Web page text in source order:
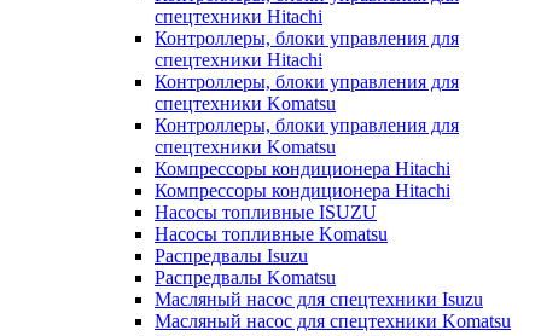
спецтехники Hitachi
Контроллеры, блоки управления для
спецтехники Hitachi
Контроллеры, блоки управления для
спецтехники Komatsu
Контроллеры, блоки управления для
спецтехники Komatsu
Компрессоры кондиционера Hitachi
Компрессоры кондиционера Hitachi
Насосы топливные ISUZU
Насосы топливные Komatsu
Распредвалы Isuzu
Распредвалы Komatsu
Масляный насос для спецтехники Isuzu
Масляный насос для спецтехники Komatsu